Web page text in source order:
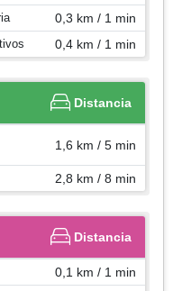
0,3 km / 1 min
0,4 km / 1 min
Distancia
1,6 km / 5 min
2,8 km / 8 min
Distancia
0,1 km / 1 min